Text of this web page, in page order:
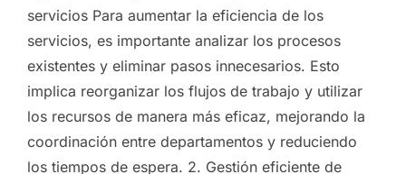
servicios Para aumentar la eficiencia de los
servicios, es importante analizar los procesos
existentes y eliminar pasos innecesarios. Esto
implica reorganizar los flujos de trabajo y utilizar
los recursos de manera más eficaz, mejorando la
coordinación entre departamentos y reduciendo
los tiempos de espera. 2. Gestión eficiente de